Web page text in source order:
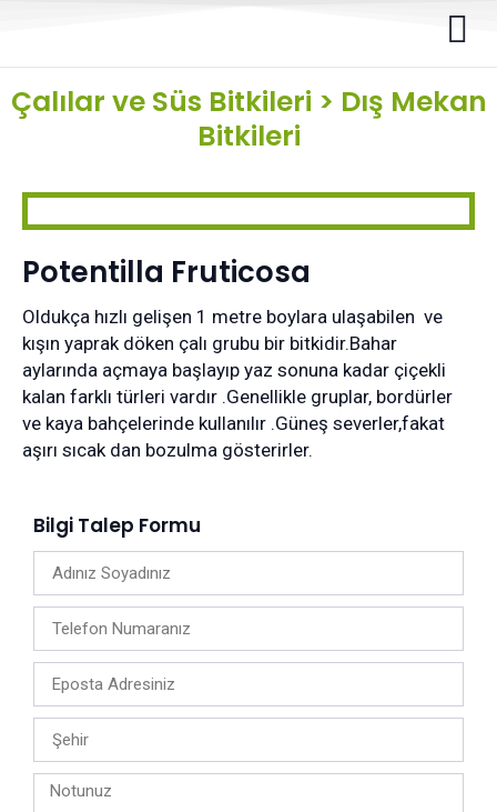
Çalılar ve Süs Bitkileri > Dış Mekan
Bitkileri
Potentilla Fruticosa
Oldukça hızlı gelişen 1 metre boylara ulaşabilen ve
kışın yaprak döken çalı grubu bir bitkidir.Bahar
aylarında açmaya başlayıp yaz sonuna kadar çiçekli
kalan farklı türleri vardır .Genellikle gruplar, bordürler
ve kaya bahçelerinde kullanılır .Güneş severler,fakat
aşırı sıcak dan bozulma gösterirler.
Bilgi Talep Formu